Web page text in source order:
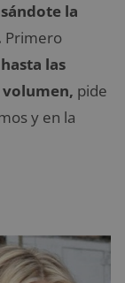
la
Primero
las
volumen, pide
y en la